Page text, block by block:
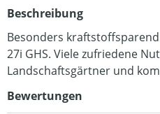
Beschreibung
Besonders
27i GHS. Viele zufriedene
Landschaftsgärtner und
Bewertungen